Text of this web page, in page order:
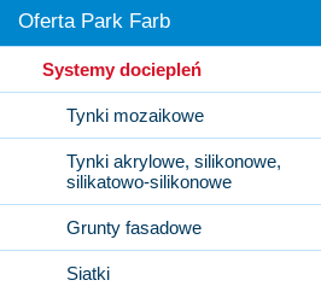
Oferta Park Farb
Systemy dociepleń
Tynki mozaikowe
Tynki akrylowe, silikonowe,
silikatowo-silikonowe
Grunty fasadowe
Siatki